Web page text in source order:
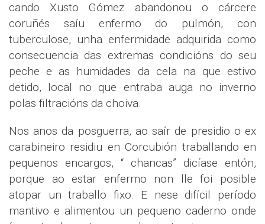
cando Xusto Gómez abandonou o cárcere
coruñés saíu enfermo do pulmón, con
tuberculose, unha enfermidade adquirida como
consecuencia das extremas condicións do seu
peche e as humidades da cela na que estivo
detido, local no que entraba auga no inverno
polas filtracións da choiva.
Nos anos da posguerra, ao saír de presidio o ex
carabineiro residiu en Corcubión traballando en
pequenos encargos, “ chancas” dicíase entón,
porque ao estar enfermo non lle foi posible
atopar un traballo fixo. E nese difícil período
mantivo e alimentou un pequeno caderno onde